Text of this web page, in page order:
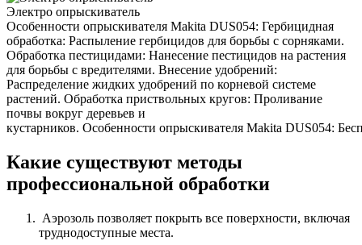
Электро опрыскиватель
Особенности опрыскивателя Makita DUS054: Гербицидная
обработка: Распыление гербицидов для борьбы с сорняками.
Обработка пестицидами: Нанесение пестицидов на растения
для борьбы с вредителями. Внесение удобрений:
Распределение жидких удобрений по корневой системе
растений. Обработка приствольных кругов: Проливание
почвы вокруг деревьев и
кустарников. Особенности опрыскивателя Makita DUS054:
Какие существуют методы
профессиональной обработки
Аэрозоль позволяет покрыть все поверхности, включая
труднодоступные места.